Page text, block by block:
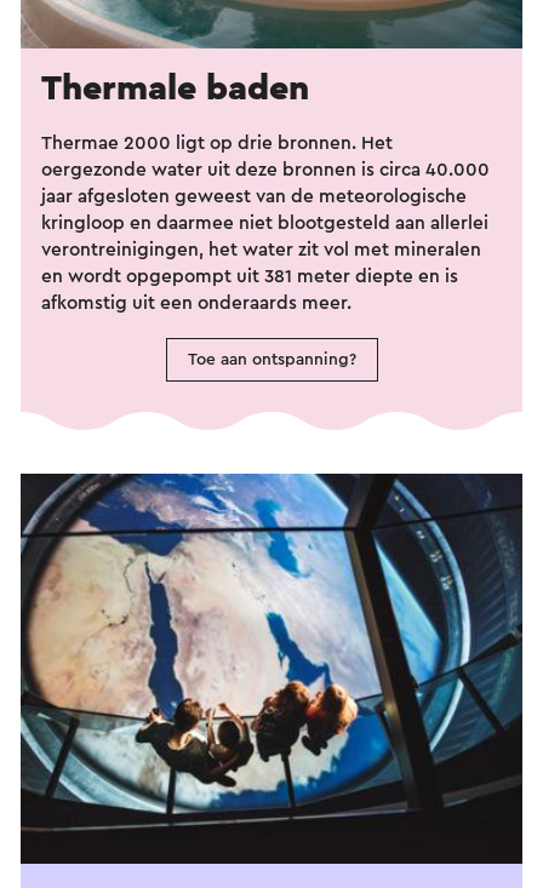
Thermale baden
Thermae 2000 ligt op drie bronnen. Het
oergezonde water uit deze bronnen is circa 40.000
jaar afgesloten geweest van de meteorologische
kringloop en daarmee niet blootgesteld aan allerlei
verontreinigingen, het water zit vol met mineralen
en wordt opgepompt uit 381 meter diepte en is
afkomstig uit een onderaards meer.
Toe aan ontspanning?